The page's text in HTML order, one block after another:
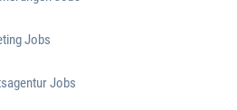
Jobs
Jobs